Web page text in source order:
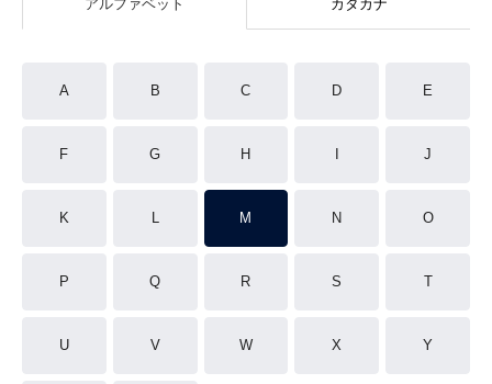
アルファベット カタカナ
A B C D E
F G H J
K L M N O
P Q R S T
U V W X Y